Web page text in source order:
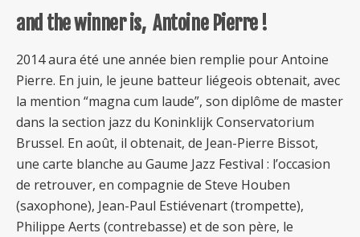
and the winner is, Antoine Pierre !
2014 aura été une année bien remplie pour Antoine
Pierre. En juin, le jeune batteur liégeois obtenait, avec
la mention “magna cum laude”, son diplôme de master
dans la section jazz du Koninklijk Conservatorium
Brussel. En août, il obtenait, de Jean-Pierre Bissot,
une carte blanche au Gaume Jazz Festival : l’occasion
de retrouver, en compagnie de Steve Houben
(saxophone), Jean-Paul Estiévenart (trompette),
Philippe Aerts (contrebasse) et de son père, le